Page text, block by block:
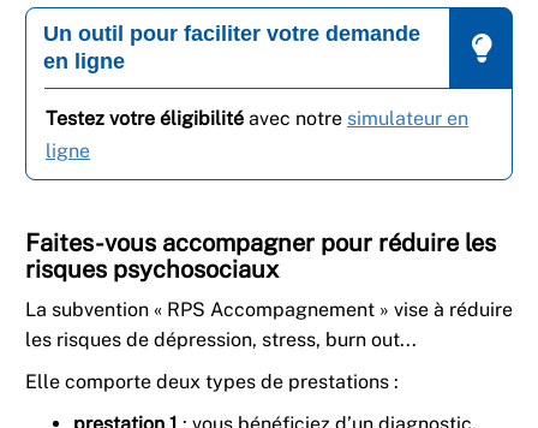
Un outil pour faciliter votre demande
en ligne
Testez votre éligibilité avec notre simulateur en
ligne
Faites-vous accompagner pour réduire les
risques psychosociaux
La subvention « RPS Accompagnement » vise à réduire
les risques de dépression, stress, burn out...
Elle comporte deux types de prestations :